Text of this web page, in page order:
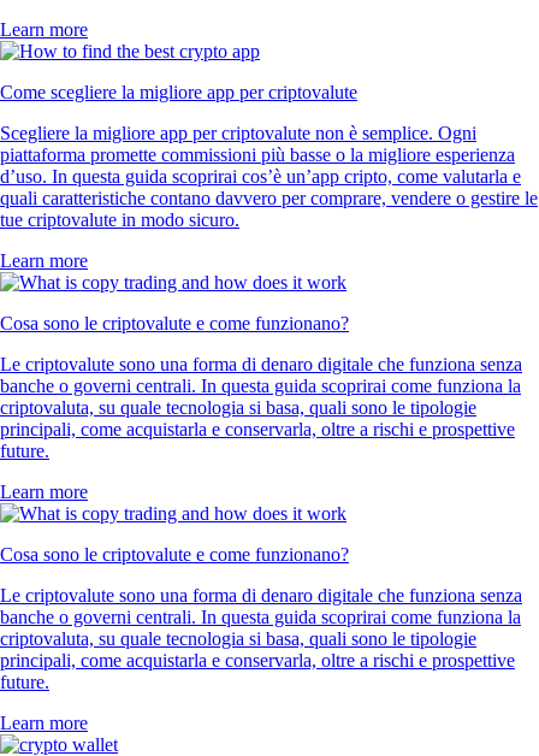
Learn more
Come scegliere la migliore app per criptovalute
Scegliere la migliore app per criptovalute non è semplice. Ogni
piattaforma promette commissioni più basse o la migliore esperienza
d’uso. In questa guida scoprirai cos’è un’app cripto, come valutarla e
quali caratteristiche contano davvero per comprare, vendere o gestire le
tue criptovalute in modo sicuro.
Learn more
Cosa sono le criptovalute e come funzionano?
Le criptovalute sono una forma di denaro digitale che funziona senza
banche o governi centrali. In questa guida scoprirai come funziona la
criptovaluta, su quale tecnologia si basa, quali sono le tipologie
principali, come acquistarla e conservarla, oltre a rischi e prospettive
future.
Learn more
Cosa sono le criptovalute e come funzionano?
Le criptovalute sono una forma di denaro digitale che funziona senza
banche o governi centrali. In questa guida scoprirai come funziona la
criptovaluta, su quale tecnologia si basa, quali sono le tipologie
principali, come acquistarla e conservarla, oltre a rischi e prospettive
future.
Learn more